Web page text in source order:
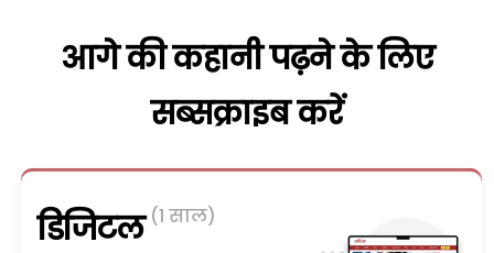
आगे की कहानी पढ़ने के लिए
सब्सक्राइब करें
डिजिटल (1 साल)